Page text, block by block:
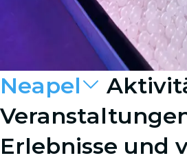
Neapel
Erlebnisse und